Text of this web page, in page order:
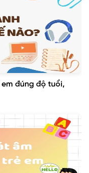
đúng độ tuổi,